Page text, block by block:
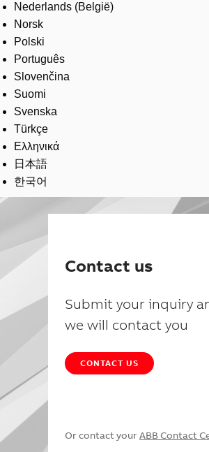
Nederlands (België)
Norsk
Polski
Português
Slovenčina
Suomi
Svenska
Türkçe
Ελληνικά
日本語
한국어
Contact us
Submit your inquiry
we will contact you
CONTACT US
Or contact your ABB Contact